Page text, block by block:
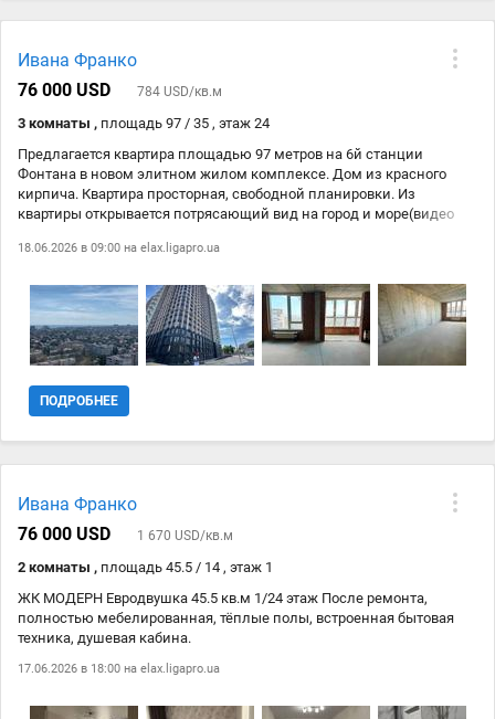
Ивана Франко
76 000 USD
784 USD/кв.м
3 комнаты , площадь 97 / 35 , этаж 24
Предлагается квартира площадью 97 метров на 6й станции
Фонтана в новом элитном жилом комплексе. Дом из красного
кирпича. Квартира просторная, свободной планировки. Из
квартиры открывается потрясающий вид на город и море(видео
18.06.2026 в 09:00 на elax.ligapro.ua
ПОДРОБНЕЕ
Ивана Франко
76 000 USD
1 670 USD/кв.м
2 комнаты , площадь 45.5 / 14 , этаж 1
ЖК МОДЕРН Евродвушка 45.5 кв.м 1/24 этаж После ремонта,
полностью мебелированная, тёплые полы, встроенная бытовая
техника, душевая кабина.
17.06.2026 в 18:00 на elax.ligapro.ua